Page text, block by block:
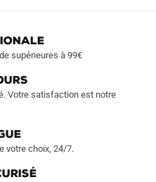
page
supérieures à 99€
Votre satisfaction est notre
votre choix, 24/7.